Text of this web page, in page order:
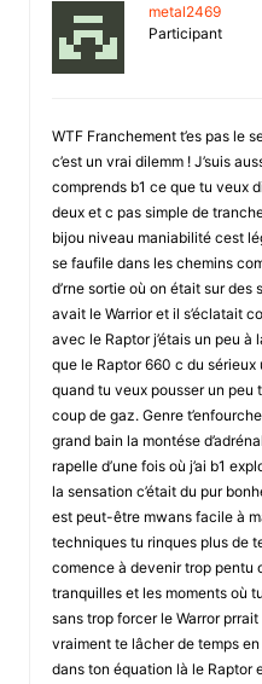
metal2469
Participant
WTF Franchement t’es pas le
c’est un vrai dilemm ! J’suis
comprends b1 ce que tu veux
deux et c pas simple de
bijou niveau maniabilité cest
se faufile dans les chemins
d’rne sortie où on était sur
avait le Warrior et il s’éclatait
avec le Raptor j’étais un peu à
que le Raptor 660 c du
quand tu veux pousser un peu
coup de gaz. Genre
grand bain la montése
rapelle d’une fois où j’ai b1
la sensation c’était du pur
est peut-être mwans facile à
techniques tu rinques plus de
comence à devenir trop pentu
tranquilles et les moments où
sans trop forcer le Warror
vraiment te lâcher de temps
dans ton équation là le Raptor